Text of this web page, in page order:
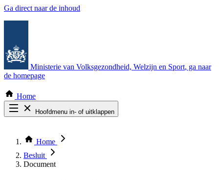
Ga direct naar de inhoud
Ministerie van Volksgezondheid, Welzijn en Sport, ga naar
de homepage
Home
Hoofdmenu in- of uitklappen
Thema COVID-19
Bekijk per bestuursorgaan
Home
Besluit
Document